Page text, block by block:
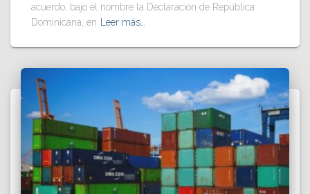
acuerdo, bajo el nombre la Declaración de República
Dominicana, en
Leer más…